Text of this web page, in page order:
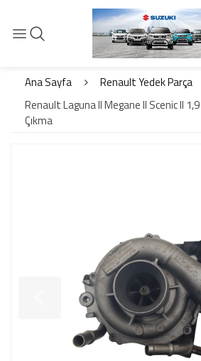
Ana Sayfa
Renault Yedek Parça
Renault Laguna II Megane II Scenic II
Çıkma